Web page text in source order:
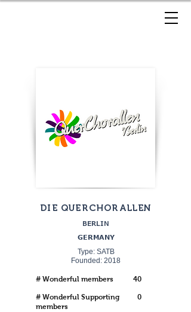
DIE QUERCHORALLEN
BERLIN
GERMANY
Type: SATB
Founded: 2018
# Wonderful members 40
# Wonderful Supporting
members
0